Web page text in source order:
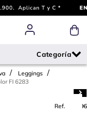
Leggings
FI 6283
Ref.
706396